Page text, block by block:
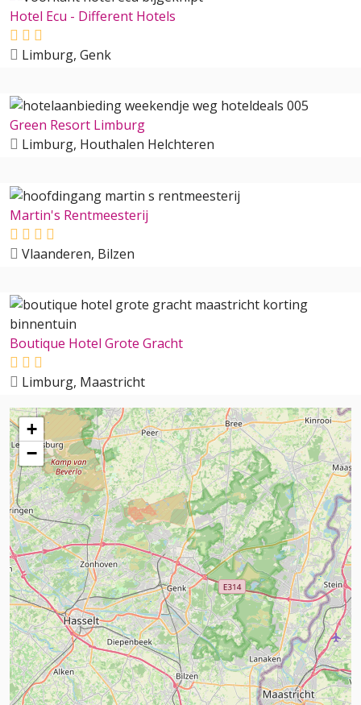
Hotel Ecu - Different Hotels
Limburg, Genk
Green Resort Limburg
Limburg, Houthalen Helchteren
Martin's Rentmeesterij
Vlaanderen, Bilzen
Boutique Hotel Grote Gracht
Limburg, Maastricht
+
−